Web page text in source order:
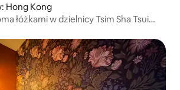
Hong Kong
łóżkami w dzielnicy Tsim Sha Tsui
Fi